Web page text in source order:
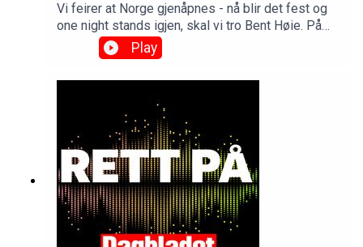
Vi feirer at Norge gjenåpnes - nå blir det fest og
one night stands igjen, skal vi tro Bent Høie. På
Hurdalssjøen Hotell er det derimot ikke mye fest
under sonderingene til ny regjering. De tre
partilederne så slitne og morske ut da de fortalte
for galleriet, eller skjær i sjøen?See
omnystudio.com/listener for privacy information.
Play